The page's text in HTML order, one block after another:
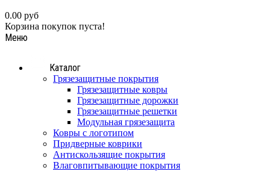
0.00 руб
Корзина покупок пуста!
Меню
Каталог
Грязезащитные покрытия
Грязезащитные ковры
Грязезащитные дорожки
Грязезащитные решетки
Модульная грязезащита
Ковры с логотипом
Придверные коврики
Антискользящие покрытия
Влаговпитывающие покрытия